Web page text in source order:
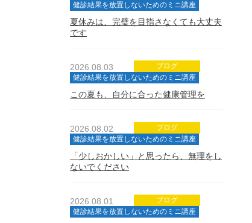
健診結果を放置しないためのミニ講座
夏休みは、完璧を目指さなくても大丈夫
です
2026.08.03
ブログ
健診結果を放置しないためのミニ講座
この夏も、自分に合った健康管理を
2026.08.02
ブログ
健診結果を放置しないためのミニ講座
「少しおかしい」と思ったら、無理をし
ないでください
2026.08.01
ブログ
健診結果を放置しないためのミニ講座